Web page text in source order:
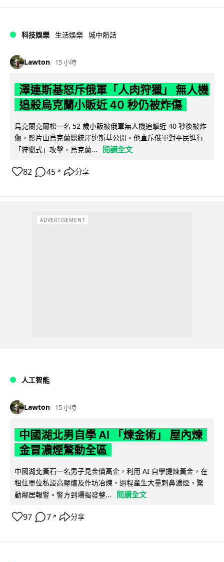
科技娛樂 生活娛樂 城中熱話
Lawton 15 小時
澤連斯基怒斥俄軍「人肉狩獵」 無人機
追殺烏克蘭小販近 40 秒仍被炸傷
烏克蘭克爾松一名 52 歲小販被俄軍無人機追擊近 40 秒後被炸
傷，影片由烏克蘭總統澤連斯基公開。他直斥俄軍對平民進行
「狩獵式」攻擊，烏克蘭...
閱讀全文
82 45 ↗ 分享
ADVERTISEMENT
人工智能
Lawton 15 小時
中國湖北男自學 AI 「煉金術」 屋內煉
金冒濃煙驚動全區
中國湖北黃石一名男子見金價高企，利用 AI 自學提煉黃金，在
租住單位私設高壓爐及作坊冶煉，過程產生大量刺鼻濃煙，驚
動鄰居報警。警方到場揭發整...
閱讀全文
97 7 ↗ 分享